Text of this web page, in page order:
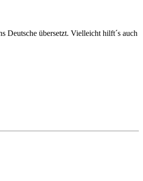
Deutsche übersetzt. Vielleicht hilft´s auch